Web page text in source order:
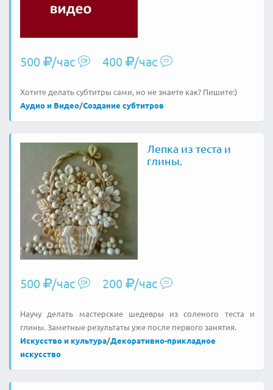
500 /час 400 /час
Хотите делать субтитры сами, но не знаете как? Пишите:)
Аудио и Видео/Создание субтитров
Лепка из теста и
глины.
500 /час 200 /час
Научу делать мастерские шедевры из соленого теста и
глины. Заметные результаты уже после первого занятия.
Искусство и культура/Декоративно-прикладное
искусство